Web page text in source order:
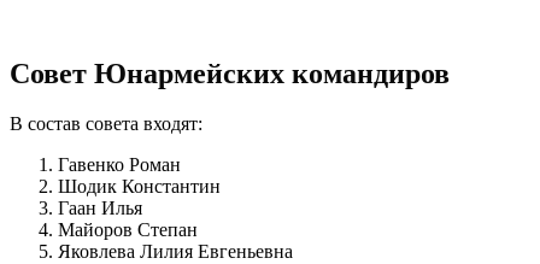
Совет Юнармейских командиров
В состав совета входят:
Гавенко Роман
Шодик Константин
Гаан Илья
Майоров Степан
Яковлева Лилия Евгеньевна